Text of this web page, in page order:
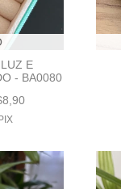
E
- BA0080
PIX